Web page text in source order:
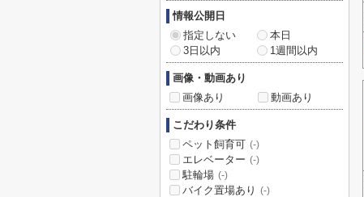
情報公開日
指定しない
本日
3日以内
1週間以内
画像・動画あり
画像あり
動画あり
こだわり条件
ペット飼育可 (-)
エレベーター (-)
駐輪場 (-)
バイク置場あり (-)